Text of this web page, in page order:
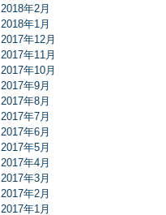
2018年2月
2018年1月
2017年12月
2017年11月
2017年10月
2017年9月
2017年8月
2017年7月
2017年6月
2017年5月
2017年4月
2017年3月
2017年2月
2017年1月